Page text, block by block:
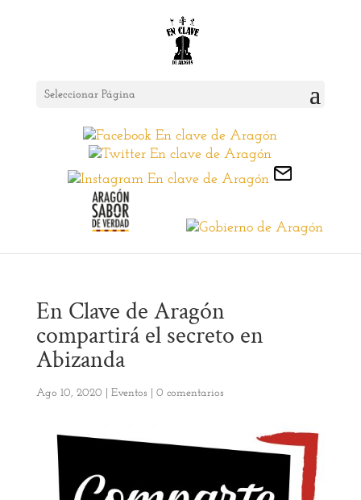
Seleccionar Página
En Clave de Aragón
compartirá el secreto en
Abizanda
Ago 10, 2020 Eventos 0 comentarios